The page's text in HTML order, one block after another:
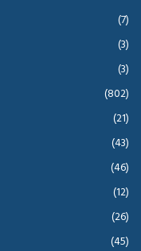
(7)
(3)
(3)
(802)
(21)
(43)
(46)
(12)
(26)
(45)